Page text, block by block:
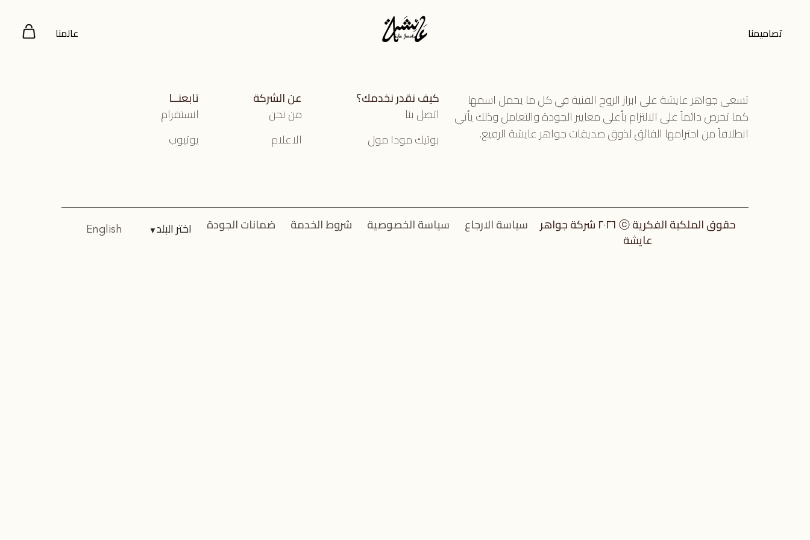
تصاميمنا عالمنا
تسعى جواهر عايشة على ابراز الروح الفنية في كل ما يحمل اسمها
كما تحرص دائماً على الالتزام بأعلى معايير الجودة والتعامل وذلك يأتي
انطلاقاً من احترامها الفائق لذوق صديقات جواهر عايشة الرفيع.
كيف نقدر نخدمك؟
اتصل بنا
بوتيك مودا مول
عن الشركة
من نحن
الاعلام
تابعنــا
انستقرام
يوتيوب
حقوق الملكية الفكرية ⓒ ٢٠٢٦ شركة جواهر
عايشة
سياسة الارجاع سياسة الخصوصية شروط الخدمة ضمانات الجودة اختر البلد▼
English